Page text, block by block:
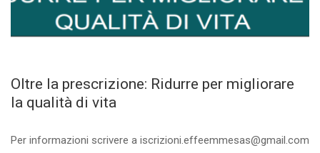
Oltre la prescrizione: Ridurre per migliorare
la qualità di vita
Per informazioni scrivere a iscrizioni.effeemmesas@gmail.com